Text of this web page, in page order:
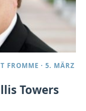
FROMME ·5. MÄRZ
Towers